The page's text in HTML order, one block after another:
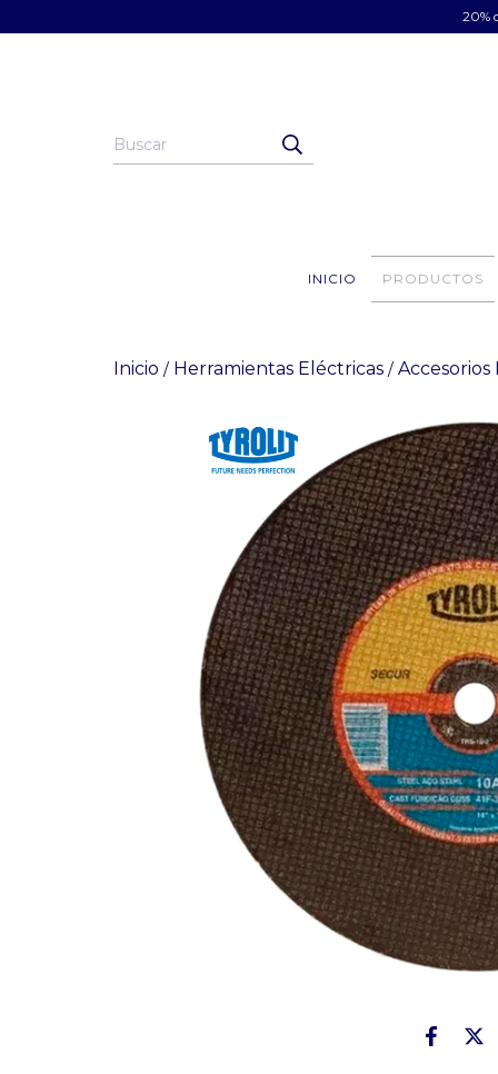
20%
INICIO PRODUCTOS
Inicio / Herramientas Eléctricas /